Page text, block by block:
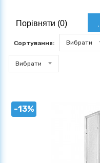
Порівняти (0)
Сортування: Вибрати
Вибрати
-13%